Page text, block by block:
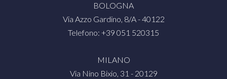
BOLOGNA
Via Azzo Gardino, 8/A - 40122
Telefono: +39 051 520315
MILANO
Via Nino Bixio, 31 - 20129